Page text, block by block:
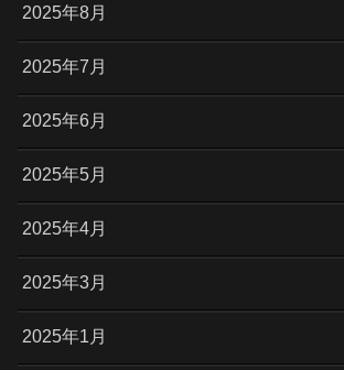
2025年8月
2025年7月
2025年6月
2025年5月
2025年4月
2025年3月
2025年1月